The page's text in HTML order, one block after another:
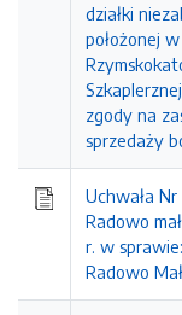
działki
położonej
zgody na
sprzedaży
Uchwała
Radowo
r. w
Radowo